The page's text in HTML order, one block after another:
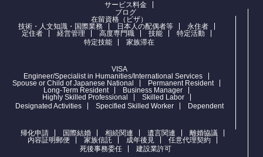
サービス料金
ブログ
在留資格（ビザ）
技術・人文知識・国際業務
日本人の配偶者等
永住者
定住者
経営管理 高度専門職 技能
特定活動
特定技能
家族滞在
VISA
Engineer/Specialist in Humanities/International Services
Spouse or Child of Japanese National
Permanent Resident
Long-Term Resident
Business Manager
Highly Skilled Professional
Skilled Labor
Designated Activities
Specified Skilled Worker Dependent
帰化申請 国際結婚 相続関連 遺言関連
離婚協議
内容証明郵便
家族信託 成年後見
任意代理契約
死後事務委任
建設業許可